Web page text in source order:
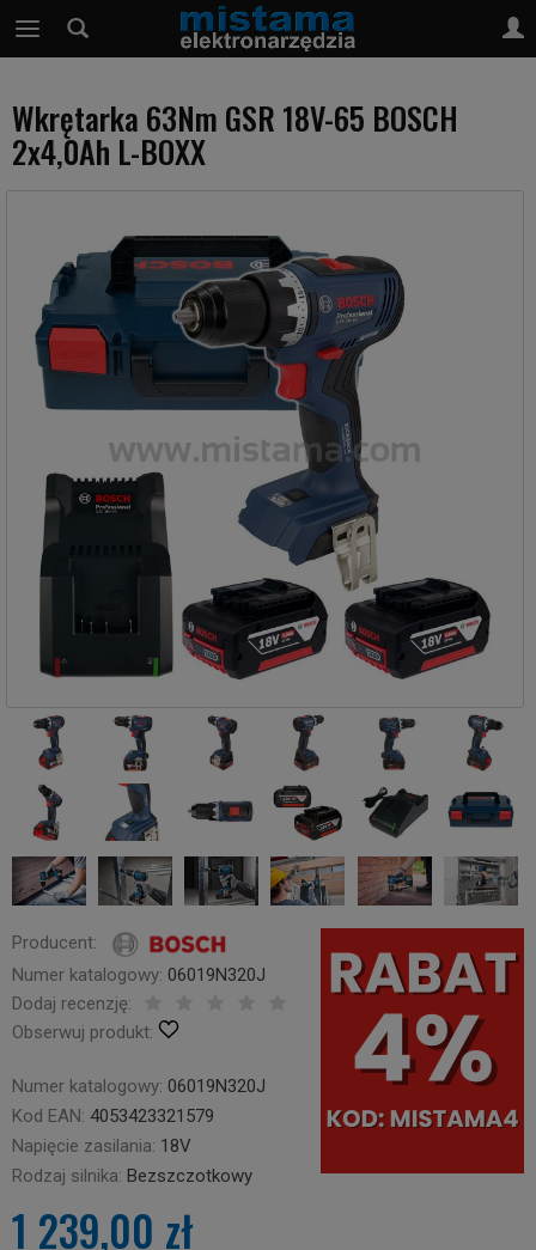
Wkrętarka 63Nm GSR 18V-65 BOSCH
2x4,0Ah L-BOXX
Producent:
Numer katalogowy: 06019N320J
Dodaj recenzję:
Obserwuj produkt:
Numer katalogowy: 06019N320J
Kod EAN: 4053423321579
Napięcie zasilania: 18V
Rodzaj silnika: Bezszczotkowy
1 239,00 zł